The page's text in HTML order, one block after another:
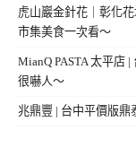
虎山巖金針花｜彰化
市集美食一次看～
MianQ PASTA 太平店
很嚇人～
兆鼎豐 | 台中平價版鼎